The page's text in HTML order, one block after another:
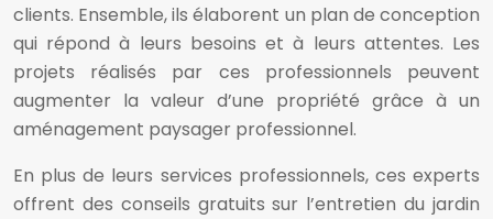
clients. Ensemble, ils élaborent un plan de conception
qui répond à leurs besoins et à leurs attentes. Les
projets réalisés par ces professionnels peuvent
augmenter la valeur d’une propriété grâce à un
aménagement paysager professionnel.
En plus de leurs services professionnels, ces experts
offrent des conseils gratuits sur l’entretien du jardin